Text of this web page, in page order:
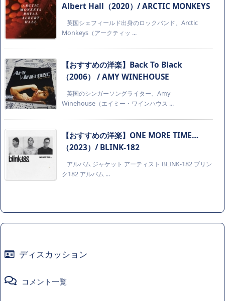
Albert Hall（2020）/ ARCTIC MONKEYS
英国シェフィールド出身のロックバンド、Arctic
Monkeys（アークティッ ...
【おすすめの洋楽】Back To Black
（2006） / AMY WINEHOUSE
英国のシンガーソングライター、Amy
Winehouse（エイミー・ワインハウス ...
【おすすめの洋楽】ONE MORE TIME…
（2023）/ BLINK-182
アルバム ジャケット アーティスト BLINK-182 ブリン
ク182 アルバム ...
ディスカッション
コメント一覧